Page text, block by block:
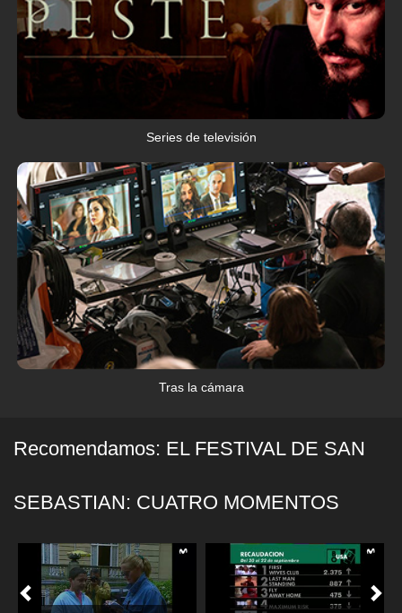
Series de televisión
Tras la cámara
Recomendamos: EL FESTIVAL DE SAN
SEBASTIAN: CUATRO MOMENTOS
Previous